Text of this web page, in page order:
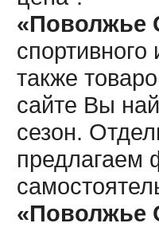
«Поволжье
также
сайте Вы
сезон.
предлагаем
«Поволжье